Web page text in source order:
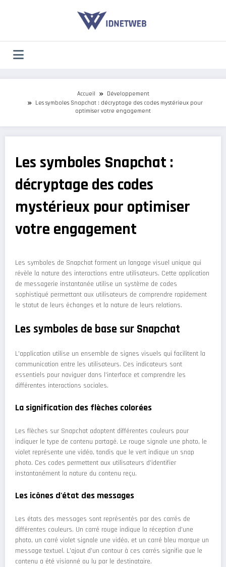
Accueil
Développement
Les symboles Snapchat : décryptage des codes mystérieux pour
optimiser votre engagement
Les symboles Snapchat :
décryptage des codes
mystérieux pour optimiser
votre engagement
Les symboles de Snapchat forment un langage visuel unique qui
révèle la nature des interactions entre utilisateurs. Cette application
de messagerie instantanée utilise un système de codes
sophistiqué permettant aux utilisateurs de comprendre rapidement
le statut de leurs échanges et la nature de leurs relations.
Les symboles de base sur Snapchat
L'application utilise un ensemble de signes visuels qui facilitent la
communication entre les utilisateurs. Ces indicateurs sont
essentiels pour naviguer dans l'interface et comprendre les
différentes interactions sociales.
La signification des flèches colorées
Les flèches sur Snapchat adoptent différentes couleurs pour
indiquer le type de contenu partagé. Le rouge signale une photo, le
violet représente une vidéo, tandis que le vert indique un snap
photo. Ces codes permettent aux utilisateurs d'identifier
instantanément la nature du contenu reçu.
Les icônes d'état des messages
Les états des messages sont représentés par des carrés de
différentes couleurs. Un carré rouge indique la réception d'une
photo, un carré violet signale une vidéo, et un carré bleu marque un
message textuel. L'ajout d'un contour à ces carrés signifie que le
contenu a été visionné ou lu par le destinataire.